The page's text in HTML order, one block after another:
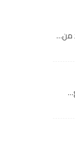
من…